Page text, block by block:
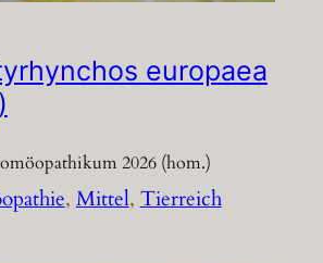
europaea
2026 (hom.)
, Mittel, Tierreich